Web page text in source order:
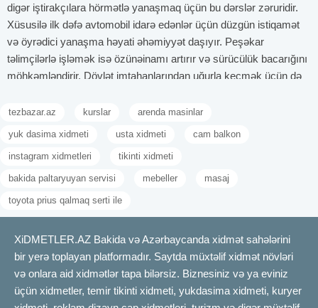
digər iştirakçılara hörmətlə yanaşmaq üçün bu dərslər zəruridir.
Xüsusilə ilk dəfə avtomobil idarə edənlər üçün düzgün istiqamət
və öyrədici yanaşma həyati əhəmiyyət daşıyır. Peşəkar
təlimçilərlə işləmək isə özünəinamı artırır və sürücülük bacarığını
möhkəmləndirir. Dövlət imtahanlarından uğurla keçmək üçün də
sürücülük kursları həm fərdi, həm də ictimai baxımdan vacib bir
Ən yaxşı sürücülük kursunu seçmək, gələcəkdə avtomobil
idarəetmənizin keyfiyyətinə birbaşa təsir edir. Yaxşı bir kurs
yalnız imtahandan keçmək üçün deyil, eyni zamanda real
həyatda təhlükəsiz və məsuliyyətli sürücülük vərdişləri
praktik hissələri balanslı şəkildə əhatə etməlidir. Təcrübəli və
lisenziyalı təlimçilərin olması kursun keyfiyyət göstəricisidir.
Müasir və texniki baxımdan təchiz olunmuş avtomobillərlə təlim
keçmək öyrənmə prosesini daha rahat edir. Kursun əvvəlki
tezbazar.az kurslar arenda masinlar
yuk dasima xidmeti usta xidmeti cam balkon
instagram xidmetleri tikinti xidmeti
bakida paltaryuyan servisi mebeller masaj
toyota prius qalmaq serti ile
XiDMETLER.AZ Bakida və Azərbaycanda xidmət sahələrini
bir yerə toplayan platformadır. Saytda müxtəlif xidmət növləri
və onlara aid xidmətlər tapa bilərsiz. Biznesiniz və ya eviniz
üçün xidmetler, temir tikinti xidmeti, yukdasima xidmeti, kuryer